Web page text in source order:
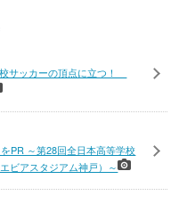
サッカーの頂点に立つ！
PR ～第28回全日本高等学校
ビアスタジアム神戸）～